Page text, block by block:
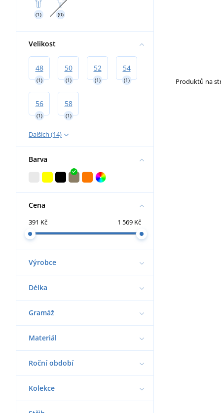
Nákoleníky
(1) (0)
Velikost
48
(1)
50
(1)
52
(1)
54
(1)
56
(1)
58
(1)
Dalších (14)
Barva
Cena
391 Kč 1 569 Kč
Výrobce
Délka
Gramáž
Materiál
Roční období
Kolekce
Produktů na